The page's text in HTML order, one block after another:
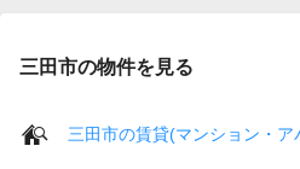
三田市の物件を見る
三田市の賃貸(マンション・ア